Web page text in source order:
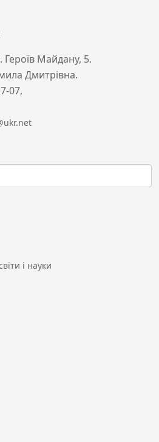
Героїв Майдану, 5.
Дмитрівна.
07,
і науки